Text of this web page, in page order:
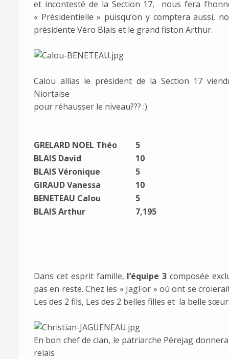
et incontesté de la Section 17, nous fera
« Présidentielle » puisqu’on y comptera aussi,
présidente Véro Blais et le grand fiston Arthur.
Calou allias le président de la Section 17
Niortaise
pour réhausser le niveau??? :)
GRELARD NOEL Théo
5
BLAIS David
10
BLAIS Véronique
5
GIRAUD Vanessa
10
BENETEAU Calou
5
BLAIS Arthur
7,195
Dans cet esprit famille, l’équipe 3 composée
pas en reste. Chez les « JagFor » où ont se
Les des 2 fils, Les des 2 belles filles et la belle
En bon chef de clan, le patriarche Pérejag
relais